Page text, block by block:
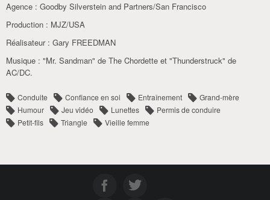
Agence : Goodby Silverstein and Partners/San Francisco
Production : MJZ/USA
Réalisateur : Gary FREEDMAN
Musique : "Mr. Sandman" de The Chordette et "Thunderstruck" de
AC/DC.
Conduite Confiance en soi Entraînement
Grand-mère
Humour
Jeu vidéo Lunettes
Permis de conduire
Petit-fils
Triangle Vieille femme